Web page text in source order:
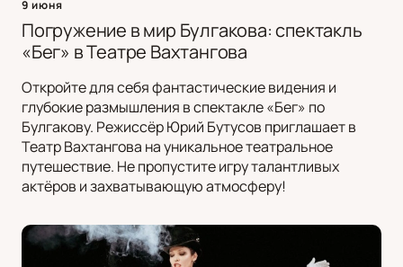
9 июня
Погружение в мир Булгакова: спектакль
«Бег» в Театре Вахтангова
Откройте для себя фантастические видения и
глубокие размышления в спектакле «Бег» по
Булгакову. Режиссёр Юрий Бутусов приглашает в
Театр Вахтангова на уникальное театральное
путешествие. Не пропустите игру талантливых
актёров и захватывающую атмосферу!